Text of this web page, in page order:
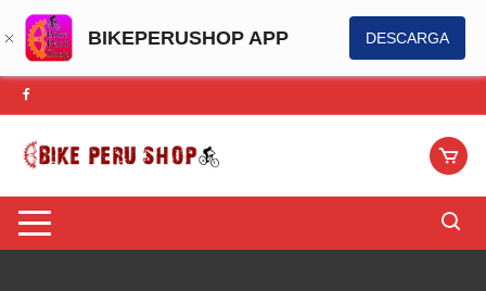
BIKEPERUSHOP APP DESCARGA
Saltar
al
contenido